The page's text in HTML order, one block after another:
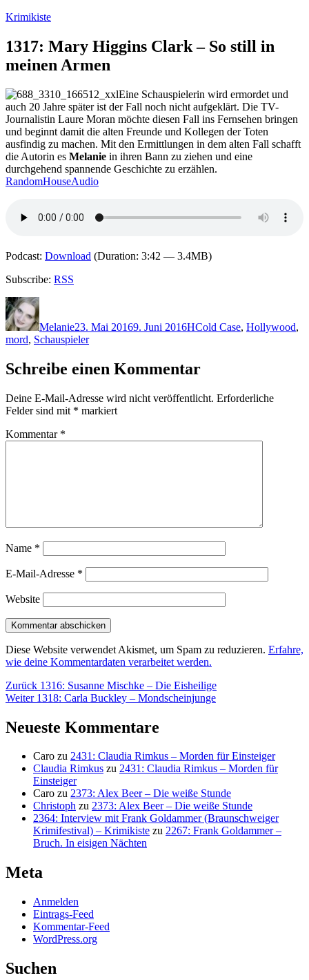
Zum
springen
Krimikiste
1317: Mary Higgins Clark – So still in
meinen Armen
Eine Schauspielerin wird ermordet und
auch 20 Jahre später ist der Fall noch nicht aufgeklärt. Die TV-
Journalistin Laure Moran möchte diesen Fall ins Fernsehen bringen
und beginnt damit die alten Freunde und Kollegen der Toten
ausfindig zu machen. Mit den Ermittlungen in dem alten Fall schafft
die Autorin es Melanie in ihren Bann zu ziehen und eine
durchgehend spannende Geschichte zu erzählen.
RandomHouseAudio
Podcast: Download (Duration: 3:42 — 3.4MB)
Subscribe: RSS
Autor
Melanie23. Mai 20169. Juni 2016HCold Case, Hollywood,
mord, Schauspieler
Schreibe einen Kommentar
Deine E-Mail-Adresse wird nicht veröffentlicht. Erforderliche
Felder sind mit * markiert
Kommentar *
Name *
E-Mail-Adresse *
Website
Diese Website verwendet Akismet, um Spam zu reduzieren. Erfahre,
wie deine Kommentardaten verarbeitet werden.
Beitragsnavigation
Zurück Vorheriger
Beitrag:
1316: Susanne Mischke – Die Eisheilige
Weiter Nächster
1318: Carla Buckley – Mondscheinjunge
Neueste Kommentare
Caro zu 2431: Claudia Rimkus – Morden für Einsteiger
Claudia Rimkus zu 2431: Claudia Rimkus – Morden für
Einsteiger
Caro zu 2373: Alex Beer – Die weiße Stunde
Christoph zu 2373: Alex Beer – Die weiße Stunde
2364: Interview mit Frank Goldammer (Braunschweiger
Krimifestival) – Krimikiste zu 2267: Frank Goldammer –
Bruch. In eisigen Nächten
Meta
Anmelden
Eintrags-Feed
Kommentar-Feed
WordPress.org
Suchen